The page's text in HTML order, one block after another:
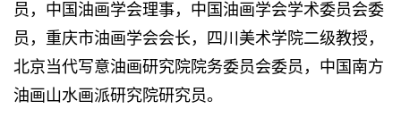
员， 中国油画学会理事，中国油画学会学术委员会委
员， 重庆市油画学会会长，四川美术学院二级教授，
北京当代写意油画研究院院务委员会委员， 中国南方
油画山水画派研究院研究员。